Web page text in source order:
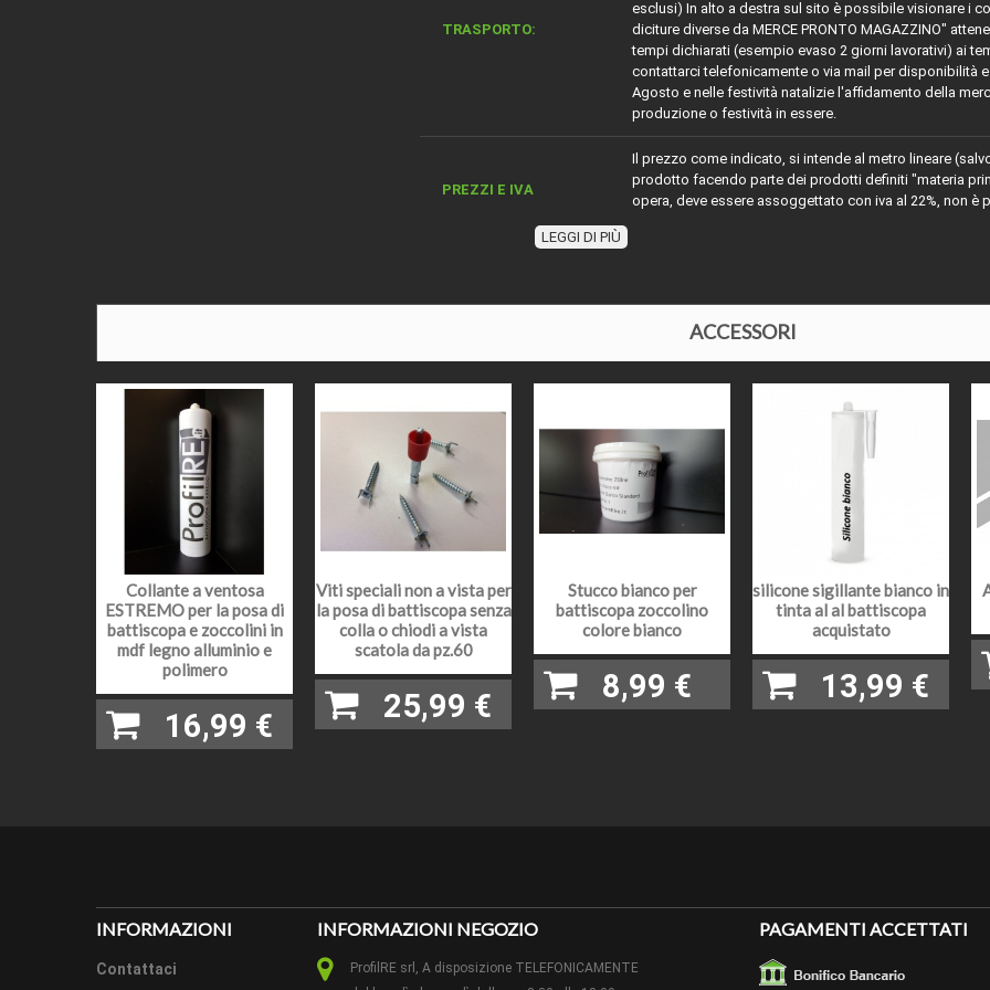
TRASPORTO:
esclusi) In alto a destra sul sito è possibile visionare i
diciture diverse da MERCE PRONTO MAGAZZINO"
tempi dichiarati (esempio evaso 2 giorni lavorativi) ai
contattarci telefonicamente o via mail per disponibilità
Agosto e nelle festività natalizie l'affidamento della
produzione o festività in essere.
PREZZI E IVA
Il prezzo come indicato, si intende al metro lineare
prodotto facendo parte dei prodotti definiti "materia
opera, deve essere assoggettato con iva al 22%, non
BORDO Sagomato ducale inglese
SPESSORE 13 mm
COLORE O ESSENZA
LEGNOSA
ral 9010
Si, verniciabile previo carteggiatura con scotch brite
consiglia sempre di fare delle prove.
EFFETTO ESTETICO effetto semi opaco
LUNGHEZZA cm 220 circa (come indicato il prezzo è al metro,
FINITURE DIVERSE
lavorativi) E' possibile acquistarli qui sotto se già
Possibile ordinare una campionatura cliccando sul
quantità cliccare il bottone "ordina campionatura" e
LEGGI DI PIÙ
ACCESSORI
Collante a ventosa
ESTREMO per la posa di
battiscopa e zoccolini in
mdf legno alluminio e
polimero
16,99 €
Viti speciali non a vista per
la posa di battiscopa senza
colla o chiodi a vista
scatola da pz.60
25,99 €
Stucco bianco per
battiscopa zoccolino
colore bianco
8,99 €
silicone sigillante bianco in
tinta al al battiscopa
acquistato
13,99 €
INFORMAZIONI
Contattaci
INFORMAZIONI NEGOZIO
ProfilRE srl, A disposizione TELEFONICAMENTE
PAGAMENTI ACCETTATI